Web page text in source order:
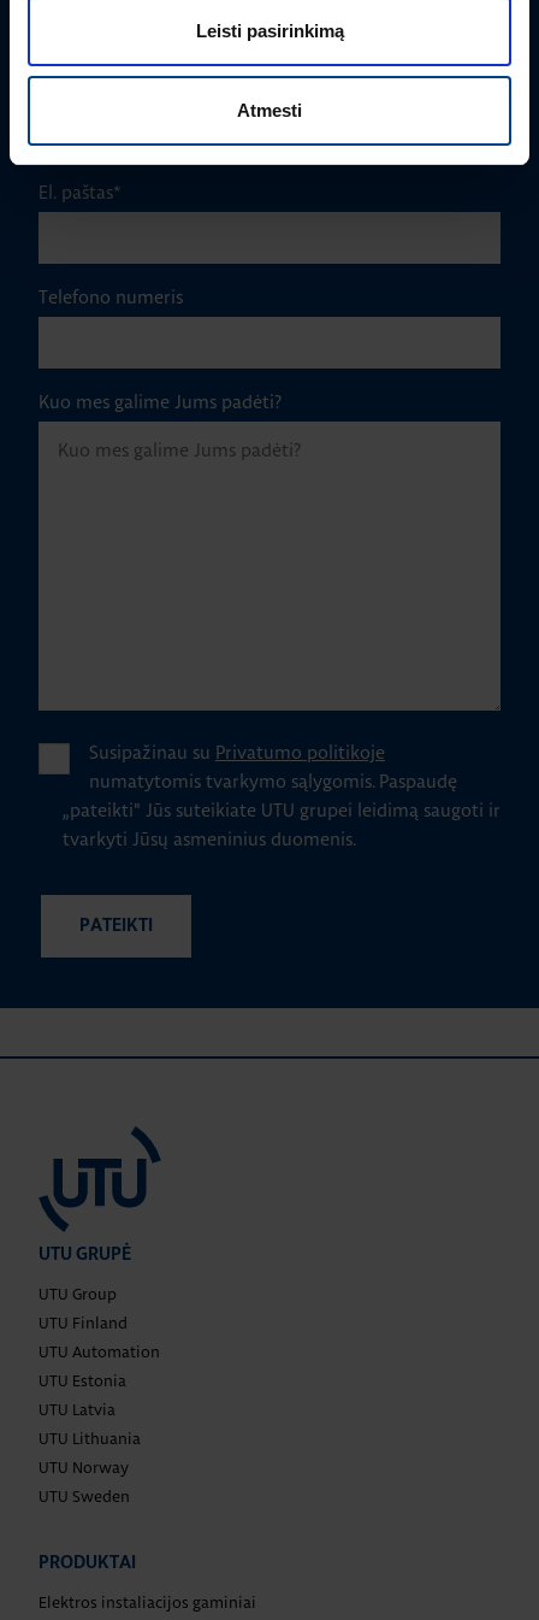
Leisti pasirinkimą
Atmesti
El. paštas*
Telefono numeris
Kuo mes galime Jums padėti?
Susipažinau su Privatumo politikoje
numatytomis tvarkymo sąlygomis. Paspaudę
„pateikti" Jūs suteikiate UTU grupei leidimą saugoti ir
tvarkyti Jūsų asmeninius duomenis.
UTU GRUPĖ
UTU Group
UTU Finland
UTU Automation
UTU Estonia
UTU Latvia
UTU Lithuania
UTU Norway
UTU Sweden
PRODUKTAI
Elektros instaliacijos gaminiai